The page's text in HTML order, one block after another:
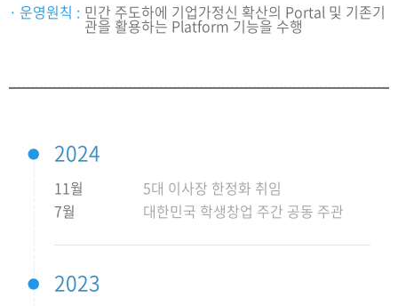
운영원칙 : 민간 주도하에 기업가정신 확산의 Portal 및 기존기
관을 활용하는 Platform 기능을 수행
2024
11월
5대 이사장 한정화 취임
7월
대한민국 학생창업 주간 공동 주관
2023